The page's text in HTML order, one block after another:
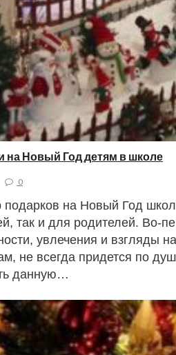
на Новый Год детям в школе
0
на Новый Год
так и для родителей. Во-
увлечения и взгляды
не всегда придется по
данную…